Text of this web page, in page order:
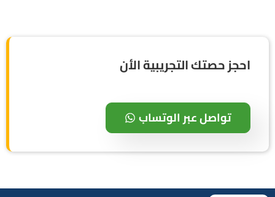
احجز حصتك التجريبية الأن
تواصل عبر الوتساب